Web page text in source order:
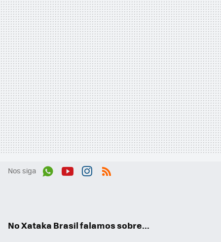
Nos siga
No Xataka Brasil falamos sobre...